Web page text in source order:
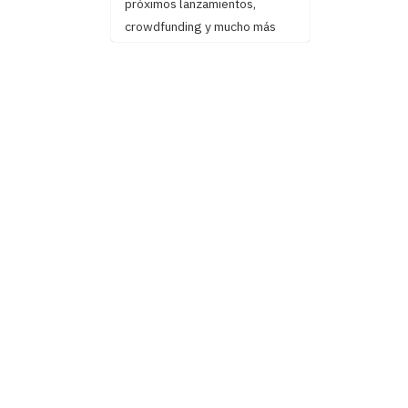
próximos lanzamientos,
crowdfunding y mucho más